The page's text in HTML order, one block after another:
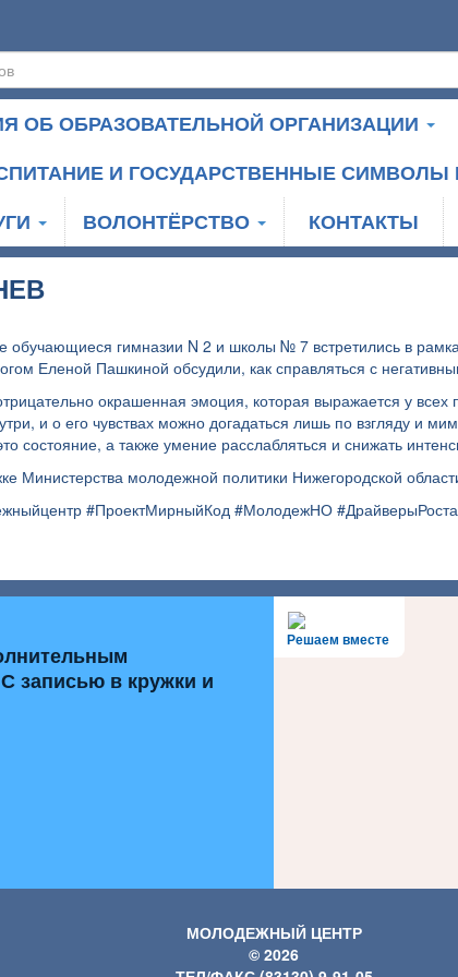
ОБ ОБРАЗОВАТЕЛЬНОЙ ОРГАНИЗАЦИИ
И ГОСУДАРСТВЕННЫЕ СИМВОЛЫ
ВОЛОНТЁРСТВО КОНТАКТЫ
гимназии N 2 и школы № 7 встретились в
Еленой Пашкиной обсудили, как справляться с
окрашенная эмоция, которая выражается у всех
и о его чувствах можно догадаться лишь по взгляду и
состояние, а также умение расслабляться и снижать
Министерства молодежной политики Нижегородской
#ПроектМирныйКод #МолодежНО #ДрайверыРоста
Решаем вместе
записью в кружки и
МОЛОДЕЖНЫЙ ЦЕНТР
© 2026